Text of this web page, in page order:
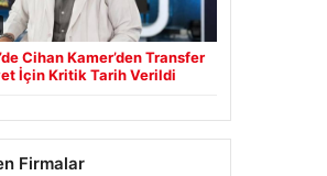
Cihan Kamer’den Transfer
İçin Kritik Tarih Verildi
Firmalar